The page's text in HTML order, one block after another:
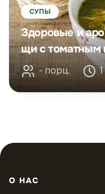
СУПЫ
Здоровые и
щи с томатным
- порц.
О НАС